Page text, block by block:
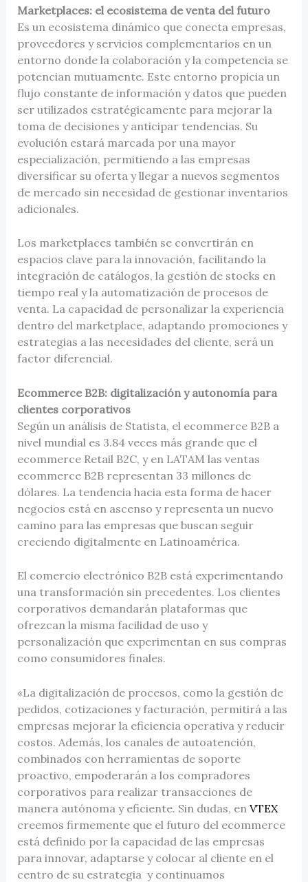
Marketplaces: el ecosistema de venta del futuro
Es un ecosistema dinámico que conecta empresas,
proveedores y servicios complementarios en un
entorno donde la colaboración y la competencia se
potencian mutuamente. Este entorno propicia un
flujo constante de información y datos que pueden
ser utilizados estratégicamente para mejorar la
toma de decisiones y anticipar tendencias. Su
evolución estará marcada por una mayor
especialización, permitiendo a las empresas
diversificar su oferta y llegar a nuevos segmentos
de mercado sin necesidad de gestionar inventarios
adicionales.
Los marketplaces también se convertirán en
espacios clave para la innovación, facilitando la
integración de catálogos, la gestión de stocks en
tiempo real y la automatización de procesos de
venta. La capacidad de personalizar la experiencia
dentro del marketplace, adaptando promociones y
estrategias a las necesidades del cliente, será un
factor diferencial.
Ecommerce B2B: digitalización y autonomía para
clientes corporativos
Según un análisis de Statista, el ecommerce B2B a
nivel mundial es 3.84 veces más grande que el
ecommerce Retail B2C, y en LATAM las ventas
ecommerce B2B representan 33 millones de
dólares. La tendencia hacia esta forma de hacer
negocios está en ascenso y representa un nuevo
camino para las empresas que buscan seguir
creciendo digitalmente en Latinoamérica.
El comercio electrónico B2B está experimentando
una transformación sin precedentes. Los clientes
corporativos demandarán plataformas que
ofrezcan la misma facilidad de uso y
personalización que experimentan en sus compras
como consumidores finales.
«La digitalización de procesos, como la gestión de
pedidos, cotizaciones y facturación, permitirá a las
empresas mejorar la eficiencia operativa y reducir
costos. Además, los canales de autoatención,
combinados con herramientas de soporte
proactivo, empoderarán a los compradores
corporativos para realizar transacciones de
manera autónoma y eficiente. Sin dudas, en VTEX
creemos firmemente que el futuro del ecommerce
está definido por la capacidad de las empresas
para innovar, adaptarse y colocar al cliente en el
centro de su estrategia y continuamos